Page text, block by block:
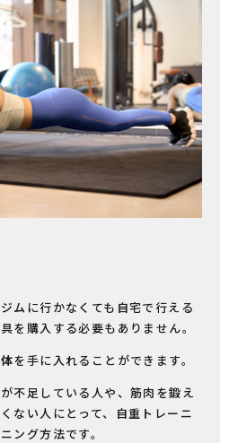
ムに行かなくても自宅で行える
を購入する必要もありません。
を手に入れることができます。
不足している人や、筋肉を鍛え
ない人にとって、自重トレーニ
ング方法です。